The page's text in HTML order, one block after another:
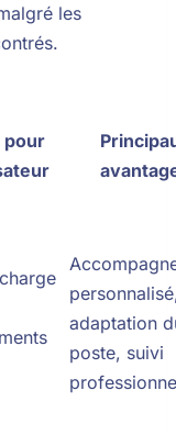
les
pour
adaptation
poste, suivi